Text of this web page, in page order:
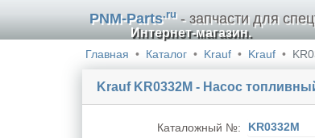
PNM-Parts.ru- запчасти для
Интернет-магазин.
Главная Каталог Krauf Krauf
Krauf KR0332M - Насос
Каталожный №:
KR0332M